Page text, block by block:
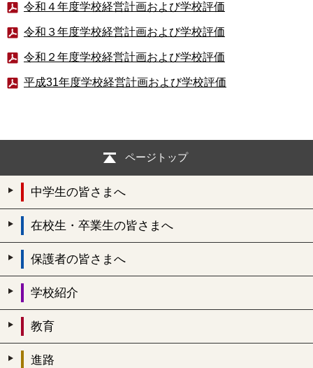
令和４年度学校経営計画および学校評価
令和３年度学校経営計画および学校評価
令和２年度学校経営計画および学校評価
平成31年度学校経営計画および学校評価
ページトップ
中学生の皆さまへ
在校生・卒業生の皆さまへ
保護者の皆さまへ
学校紹介
教育
進路